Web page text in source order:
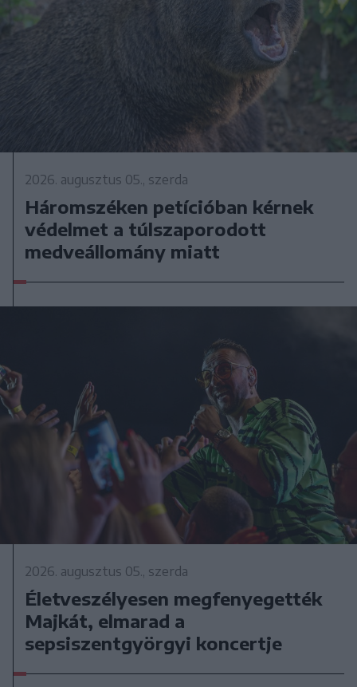
2026. augusztus 05., szerda
Háromszéken petícióban kérnek
védelmet a túlszaporodott
medveállomány miatt
2026. augusztus 05., szerda
Életveszélyesen megfenyegették
Majkát, elmarad a
sepsiszentgyörgyi koncertje